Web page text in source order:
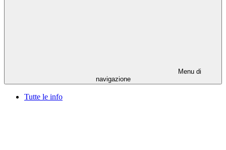
Menu di
navigazione
Tutte le info